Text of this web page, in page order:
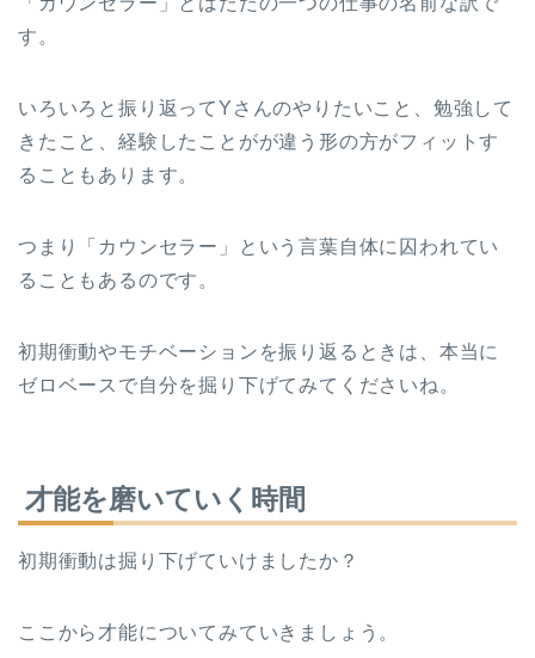
す。
いろいろと振り返ってYさんのやりたいこと、勉強して
きたこと、経験したことがが違う形の方がフィットす
ることもあります。
つまり「カウンセラー」という言葉自体に囚われてい
ることもあるのです。
初期衝動やモチベーションを振り返るときは、本当に
ゼロベースで自分を掘り下げてみてくださいね。
才能を磨いていく時間
初期衝動は掘り下げていけましたか？
ここから才能についてみていきましょう。